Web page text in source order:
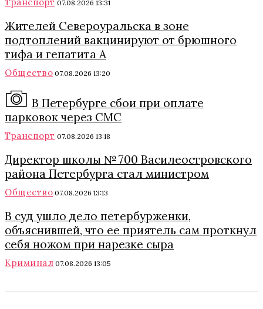
07.08.2026 13:31
Жителей Североуральска в зоне
подтоплений вакцинируют от брюшного
тифа и гепатита А
Общество 07.08.2026 13:20
В Петербурге сбои при оплате
парковок через СМС
Транспорт 07.08.2026 13:18
Директор школы № 700 Василеостровского
района Петербурга стал министром
Общество 07.08.2026 13:13
В суд ушло дело петербурженки,
объяснившей, что ее приятель сам проткнул
себя ножом при нарезке сыра
Криминал 07.08.2026 13:05